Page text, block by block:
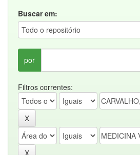
Buscar em:
por
Filtros correntes: